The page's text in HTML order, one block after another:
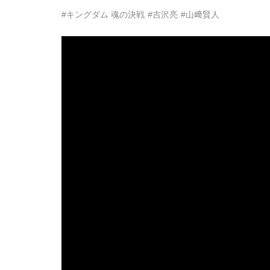
#キングダム 魂の決戦 #吉沢亮 #山﨑賢人